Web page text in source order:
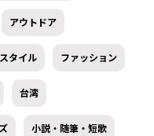
アウトドア
タイル ファッション
台湾
小説・随筆・短歌